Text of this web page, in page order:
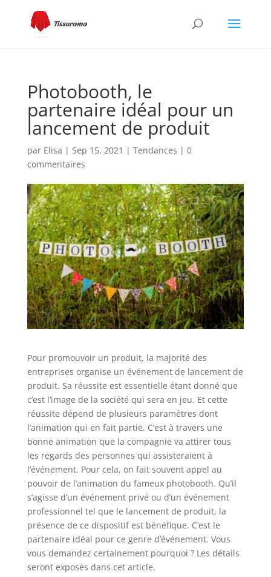
Photobooth, le
partenaire idéal pour un
lancement de produit
par Elisa | Sep 15, 2021 | Tendances | 0
commentaires
Pour promouvoir un produit, la majorité des
entreprises organise un événement de lancement de
produit. Sa réussite est essentielle étant donné que
c’est l’image de la société qui sera en jeu. Et cette
réussite dépend de plusieurs paramètres dont
l’animation qui en fait partie. C’est à travers une
bonne animation que la compagnie va attirer tous
les regards des personnes qui assisteraient à
l’événement. Pour cela, on fait souvent appel au
pouvoir de l’animation du fameux photobooth. Qu’il
s’agisse d’un événement privé ou d’un événement
professionnel tel que le lancement de produit, la
présence de ce dispositif est bénéfique. C’est le
partenaire idéal pour ce genre d’événement. Vous
vous demandez certainement pourquoi ? Les détails
seront exposés dans cet article.